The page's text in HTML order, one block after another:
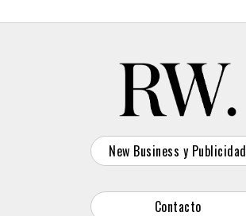
New Business y Publicidad
Contacto